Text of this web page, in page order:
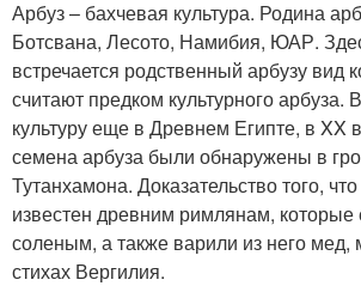
Арбуз – бахчевая культура. Родина
Ботсвана, Лесото, Намибия, ЮАР.
встречается родственный арбузу вид
считают предком культурного арбуза.
культуру еще в Древнем Египте, в XX
семена арбуза были обнаружены в
Тутанхамона. Доказательство того,
известен древним римлянам, которые
соленым, а также варили из него мед,
стихах Вергилия.